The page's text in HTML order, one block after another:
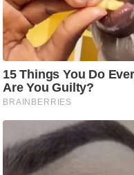
मी
क्षा
ध
र्म
ज्यो
ति
ष
प्र
भु